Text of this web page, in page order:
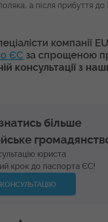
а після прибуття
ЄС за спрощеною
консультації з
більше
юриста
крок до паспорта ЄС!